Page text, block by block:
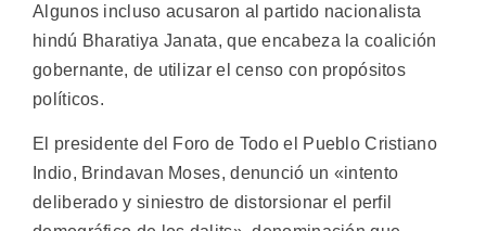
Algunos incluso acusaron al partido nacionalista
hindú Bharatiya Janata, que encabeza la coalición
gobernante, de utilizar el censo con propósitos
políticos.
El presidente del Foro de Todo el Pueblo Cristiano
Indio, Brindavan Moses, denunció un «intento
deliberado y siniestro de distorsionar el perfil